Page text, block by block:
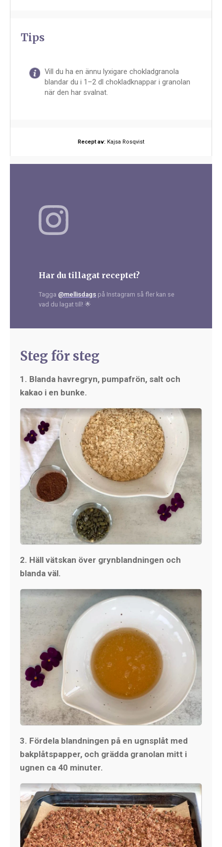
Tips
Vill du ha en ännu lyxigare chokladgranola
blandar du i 1–2 dl chokladknappar i granolan
när den har svalnat.
Recept av: Kajsa Rosqvist
Har du tillagat receptet?
Tagga @mellisdags på Instagram så fler kan se
vad du lagat till! 🌟
Steg för steg
1. Blanda havregryn, pumpafrön, salt och
kakao i en bunke.
2. Häll vätskan över grynblandningen och
blanda väl.
3. Fördela blandningen på en ugnsplåt med
bakplåtspapper, och grädda granolan mitt i
ugnen ca 40 minuter.